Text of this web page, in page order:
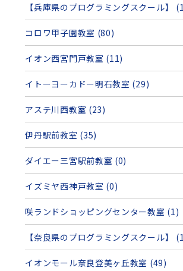
【兵庫県のプログラミングスクール】
コロワ甲子園教室 (80)
イオン西宮門戸教室 (11)
イトーヨーカドー明石教室 (29)
アステ川西教室 (23)
伊丹駅前教室 (35)
ダイエー三宮駅前教室 (0)
イズミヤ西神戸教室 (0)
咲ランドショッピングセンター教室 (1)
【奈良県のプログラミングスクール】
イオンモール奈良登美ヶ丘教室 (49)